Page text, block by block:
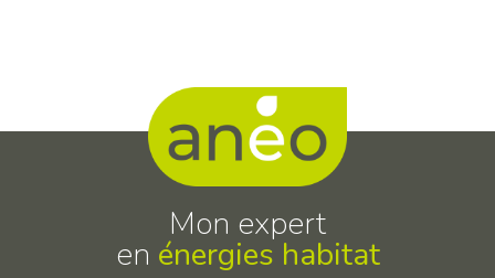
Mon expert
en énergies habitat